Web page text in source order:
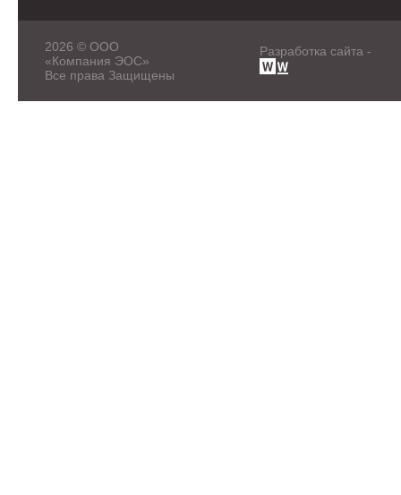
2026 © ООО
«Компания ЭОС»
Все права Защищены
Разработка сайта -